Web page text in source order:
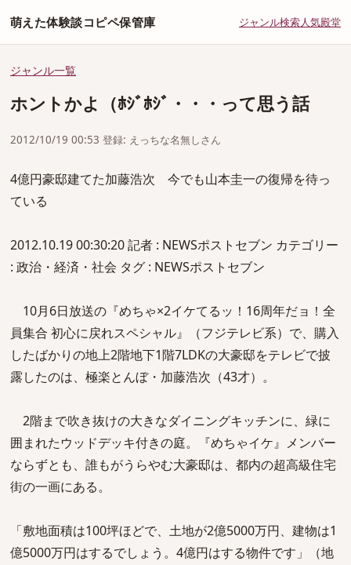
萌えた体験談コピペ保管庫 ジャンル検索人気殿堂
ジャンル一覧
ホントかよ（ﾎｼﾞﾎｼﾞ・・・って思う話
2012/10/19 00:53 登録: えっちな名無しさん
4億円豪邸建てた加藤浩次 今でも山本圭一の復帰を待っ
ている
2012.10.19 00:30:20 記者 : NEWSポストセブン カテゴリー
: 政治・経済・社会 タグ : NEWSポストセブン
10月6日放送の『めちゃ×2イケてるッ！16周年だョ！全
員集合 初心に戻れスペシャル』（フジテレビ系）で、購入
したばかりの地上2階地下1階7LDKの大豪邸をテレビで披
露したのは、極楽とんぼ・加藤浩次（43才）。
2階まで吹き抜けの大きなダイニングキッチンに、緑に
囲まれたウッドデッキ付きの庭。『めちゃイケ』メンバー
ならずとも、誰もがうらやむ大豪邸は、都内の超高級住宅
街の一画にある。
「敷地面積は100坪ほどで、土地が2億5000万円、建物は1
億5000万円はするでしょう。4億円はする物件です」（地